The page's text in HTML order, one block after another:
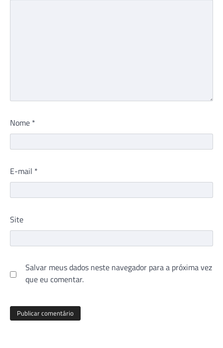
Nome *
E-mail *
Site
Salvar meus dados neste navegador para a próxima vez
que eu comentar.